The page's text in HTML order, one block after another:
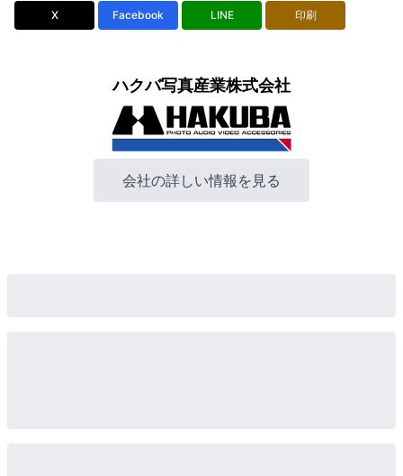
X Facebook LINE 印刷
ハクバ写真産業株式会社
会社の詳しい情報を見る